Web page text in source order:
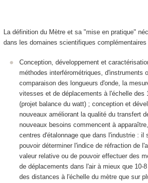
La définition du Mètre et sa "mise en pratique"
dans les domaines scientifiques
Conception, développement et
méthodes interférométriques, d'instruments
comparaison des longueurs d'onde, la
vitesses et de déplacements à l'échelle des
(projet balance du watt) ; conception et
nouveaux améliorant la qualité du transfert
nouveaux besoins commencent à
centres d'étalonnage que dans l'industrie : il
pouvoir déterminer l'indice de réfraction de
valeur relative ou de pouvoir effectuer des
de déplacements dans l'air à mieux que 10-8
des distances à l'échelle du mètre que sur